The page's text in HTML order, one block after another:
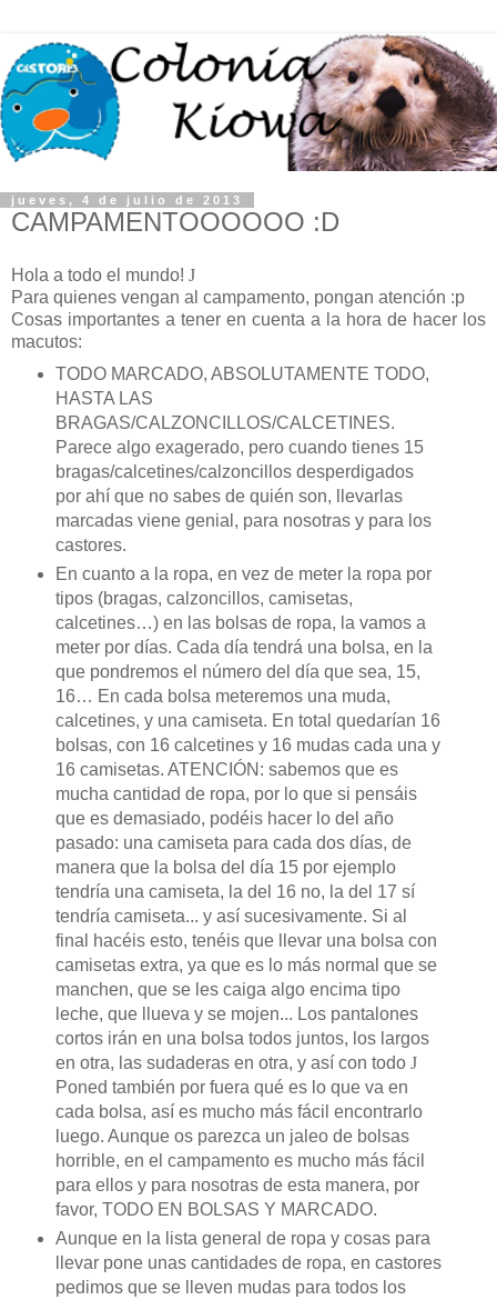
jueves, 4 de julio de 2013
CAMPAMENTOOOOOO :D
Hola a todo el mundo! J
Para quienes vengan al campamento, pongan atención :p
Cosas importantes a tener en cuenta a la hora de hacer los
macutos:
TODO MARCADO, ABSOLUTAMENTE TODO,
HASTA LAS
BRAGAS/CALZONCILLOS/CALCETINES.
Parece algo exagerado, pero cuando tienes 15
bragas/calcetines/calzoncillos desperdigados
por ahí que no sabes de quién son, llevarlas
marcadas viene genial, para nosotras y para los
castores.
En cuanto a la ropa, en vez de meter la ropa por
tipos (bragas, calzoncillos, camisetas,
calcetines…) en las bolsas de ropa, la vamos a
meter por días. Cada día tendrá una bolsa, en la
que pondremos el número del día que sea, 15,
16… En cada bolsa meteremos una muda,
calcetines, y una camiseta. En total quedarían 16
bolsas, con 16 calcetines y 16 mudas cada una y
16 camisetas. ATENCIÓN: sabemos que es
mucha cantidad de ropa, por lo que si pensáis
que es demasiado, podéis hacer lo del año
pasado: una camiseta para cada dos días, de
manera que la bolsa del día 15 por ejemplo
tendría una camiseta, la del 16 no, la del 17 sí
tendría camiseta... y así sucesivamente. Si al
final hacéis esto, tenéis que llevar una bolsa con
camisetas extra, ya que es lo más normal que se
manchen, que se les caiga algo encima tipo
leche, que llueva y se mojen... Los pantalones
cortos irán en una bolsa todos juntos, los largos
en otra, las sudaderas en otra, y así con todo J
Poned también por fuera qué es lo que va en
cada bolsa, así es mucho más fácil encontrarlo
luego. Aunque os parezca un jaleo de bolsas
horrible, en el campamento es mucho más fácil
para ellos y para nosotras de esta manera, por
favor, TODO EN BOLSAS Y MARCADO.
Aunque en la lista general de ropa y cosas para
llevar pone unas cantidades de ropa, en castores
pedimos que se lleven mudas para todos los